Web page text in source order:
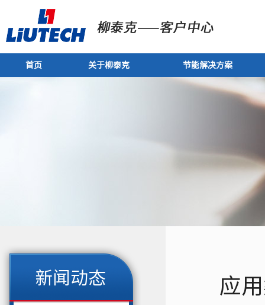
首页 关于柳泰克 节能解决方案
新闻动态 应